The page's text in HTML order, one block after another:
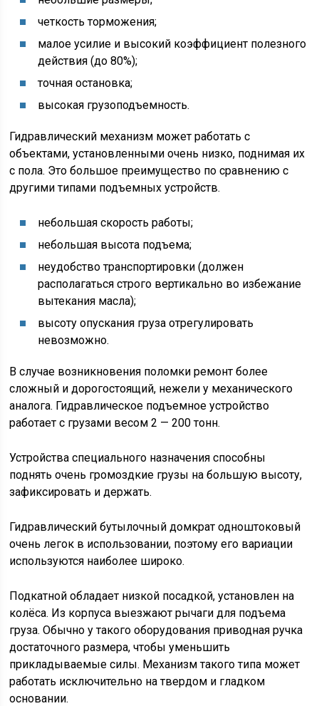
четкость торможения;
малое усилие и высокий коэффициент полезного
действия (до 80%);
точная остановка;
высокая грузоподъемность.
Гидравлический механизм может работать с
объектами, установленными очень низко, поднимая их
с пола. Это большое преимущество по сравнению с
другими типами подъемных устройств.
небольшая скорость работы;
небольшая высота подъема;
неудобство транспортировки (должен
располагаться строго вертикально во избежание
вытекания масла);
высоту опускания груза отрегулировать
невозможно.
В случае возникновения поломки ремонт более
сложный и дорогостоящий, нежели у механического
аналога. Гидравлическое подъемное устройство
работает с грузами весом 2 — 200 тонн.
Устройства специального назначения способны
поднять очень громоздкие грузы на большую высоту,
зафиксировать и держать.
Гидравлический бутылочный домкрат одноштоковый
очень легок в использовании, поэтому его вариации
используются наиболее широко.
Подкатной обладает низкой посадкой, установлен на
колёса. Из корпуса выезжают рычаги для подъема
груза. Обычно у такого оборудования приводная ручка
достаточного размера, чтобы уменьшить
прикладываемые силы. Механизм такого типа может
работать исключительно на твердом и гладком
основании.